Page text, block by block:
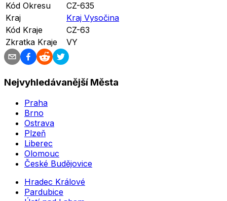
Kód Okresu
CZ-635
Kraj
Kraj Vysočina
Kód Kraje
CZ-63
Zkratka Kraje
VY
Nejvyhledávanější Města
Praha
Brno
Ostrava
Plzeň
Liberec
Olomouc
České Budějovice
Hradec Králové
Pardubice